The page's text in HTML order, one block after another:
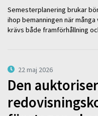
Semesterplanering brukar
ihop bemanningen när
krävs både framförhållning
22 maj 2026
Den